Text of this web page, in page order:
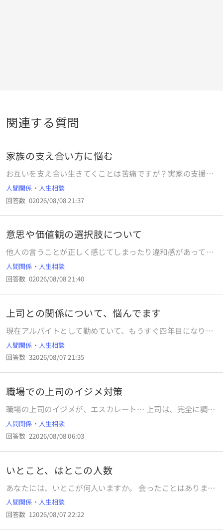
関連する質問
家族の支え合い方に悩む
お互いを支え合い生きてくことは苦痛ですが？実家の支援を
受けることについて。歳を重ねて経験したり視野が狭かった
り、譲れないことはありますし、いろんな家庭や価値観があ
って、うちはまともな部分もあればおかしい部分もありまし
た。20代半ば実家ぐらしで焦りや持病持ち、メルレをしてる
てると濁してます。感謝してる部分もありお金入れたりはし
てましたが、父、兄が男性不信の原因にも思えたりで今日兄
と些細なことで口論になり殴ったりはされなかったんです
が、お前はネットで何してんだよ！稼げてんのかよ、お前の
世話なんてしたくない等に対して切れたら人間だと思ってな
る憶測で言われたことも事実なことも含め私はダメなんだな
と思えます。母親は距離を置けと言ったり、コレ以上いわれ
ると味方をできなくなるよとか言われました。私も相手の地
雷を踏んでます。尊敬してる部分もあれば反論すると面倒く
さい、言い方や母親を挟んで伝えたりはしてます。手をあげ
られることもあったけど私も罵倒してたとは思います。父親
も気が強く、母親が我慢してヒスってたり不満をこぼすこと
やその他のことをきつく反論されるなと感じました。
人間関係・人生相談
回答数 02026/08/08 21:37
意思や価値観の選択肢について
他人の言うことが正しく感じてしまったり違和感があっても
鵜呑みにしてしまう現象はなんと言いますか？
人間関係・人生相談
回答数 02026/08/08 21:40
上司との関係について、悩んでます
現在アルバイトとして勤めていて、もうすぐ四年目になりま
す。 上司は一つ年下の男性で、わたしとは1番歳が近いこと
もあって ずっと仲良くしていました。 お互い年齢も役職も
関係なく、タメ口で話したり プライベートの話もするし、く
だらないちょっとしたことでも話しかけてきたり 仕事中飲み
腕だなんて言ってくれていました。 周りの人たちも、私たち
のやりとりで笑ったりとか 彼がわたしを気に入ってるとか
誰が見ても仲良く思われる関係でした。 わたしは今年30歳
になって、現実的に考えても、ずっとアルバイトで続けてい
くのも不安だし 年齢もあって、就職をしないとなと考え始め
むけての行動はできてませんでした。 ただ、上司は元々人の
好き嫌いが激しくて 一度嫌いだと思った人にはとことん冷た
いし、今まで見ていても 嫌いな人はそれが覆ることはありま
せんでした。 彼のその性格は、職場の人間誰もがわかること
だと思います。 彼は立場的には上から2番目の立場ですが、1
番上の人はほぼ彼に任せているようなところもあるので 彼が
人間関係・人生相談
回答数 32026/08/07 21:35
職場での上司のイジメ対策
職場の上司のイジメが、エスカレート… 上司は、完全に調子
に乗っている感じ。 『報連相』を無視され、困ると同時に傷
付き続け、恐怖心まで出てきた感じです。 ・報告や連絡をし
ても、「だからぁ？呆」「そんな方言われてもぉ 苦笑」で、
ガン無視と否定 ・仕事上の相談も、まともに取り合わないor
一気にブクブク太り始め、メンタルやられそう… 情けないで
人間関係・人生相談
回答数 22026/08/08 06:03
いとこと、はとこの人数
あなたには、いとこが何人いますか。 会ったことはあります
か。 今まで何回会ったことがありますか。 最後に会ったの
はどのくらい前ですか。 故人も数に含めてください。 あな
たには、はとこが何人いますか。 会ったことはありますか。
人間関係・人生相談
回答数 12026/08/07 22:22